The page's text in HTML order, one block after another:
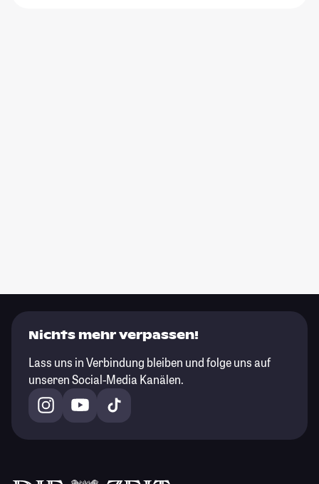
Nichts mehr verpassen!
Lass uns in Verbindung bleiben und folge uns auf
unseren Social-Media Kanälen.